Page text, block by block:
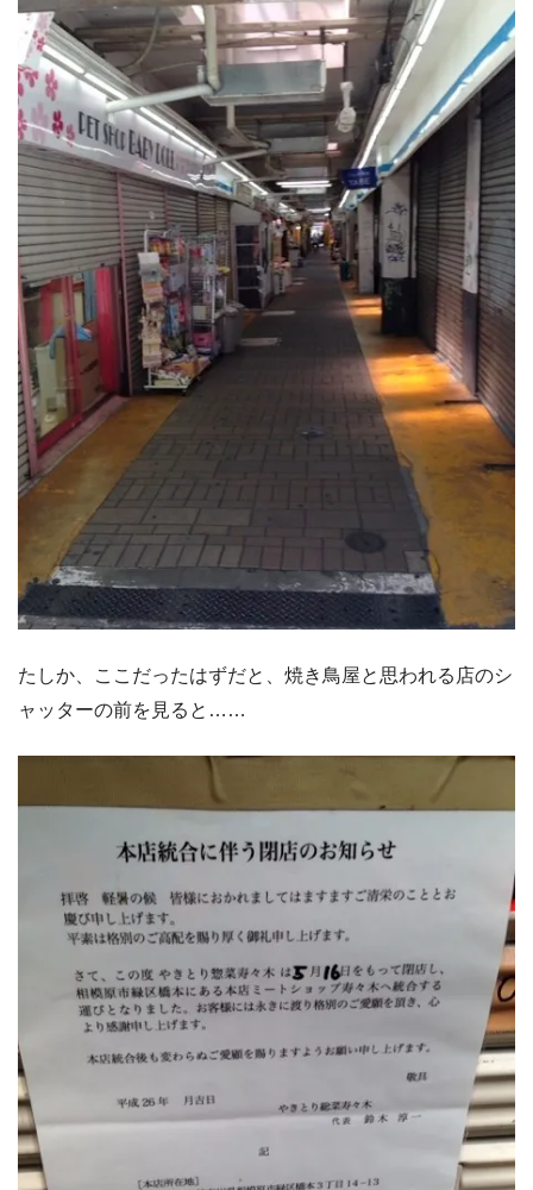
たしか、ここだったはずだと、焼き鳥屋と思われる店のシ
ャッターの前を見ると……